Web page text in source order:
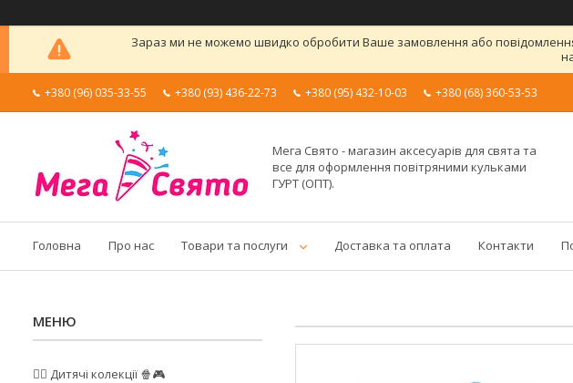
Зараз ми не можемо швидко обробити Ваше замовлення або
+380 (96) 035-33-55 +380 (93) 436-22-73 +380 (95) 432-10-03 +380 (68) 360-53-53
Мега Свято - магазин аксесуарів для свята та
все для оформлення повітряними кульками
ГУРТ (ОПТ).
Головна Про нас Товари та послуги Доставка та оплата Контакти
🦸‍♂️ Дитячі колекції 🍿🎮